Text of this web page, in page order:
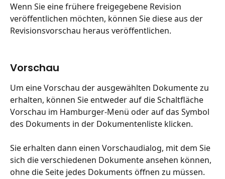
Wenn Sie eine frühere freigegebene Revision
veröffentlichen möchten, können Sie diese aus der
Revisionsvorschau heraus veröffentlichen.
Vorschau
Um eine Vorschau der ausgewählten Dokumente zu
erhalten, können Sie entweder auf die Schaltfläche
Vorschau im Hamburger-Menü oder auf das Symbol
des Dokuments in der Dokumentenliste klicken.
Sie erhalten dann einen Vorschaudialog, mit dem Sie
sich die verschiedenen Dokumente ansehen können,
ohne die Seite jedes Dokuments öffnen zu müssen.